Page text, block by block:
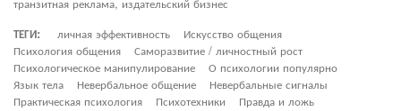
ТЕГИ:
личная эффективность
Искусство общения
Психология общения
Саморазвитие / личностный рост
Психологическое манипулирование
О психологии популярно
Язык тела
Невербальное общение
Невербальные сигналы
Практическая психология
Психотехники Правда и ложь